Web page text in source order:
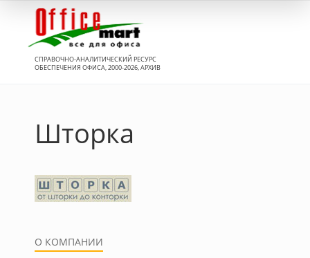
СПРАВОЧНО-АНАЛИТИЧЕСКИЙ РЕСУРС
ОБЕСПЕЧЕНИЯ ОФИСА, 2000-2026, АРХИВ
Шторка
О КОМПАНИИ